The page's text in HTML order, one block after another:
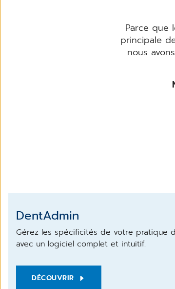
Parce que
principale
nous
DentAdmin
Gérez les spécificités de votre pratique
avec un logiciel complet et intuitif.
DÉCOUVRIR